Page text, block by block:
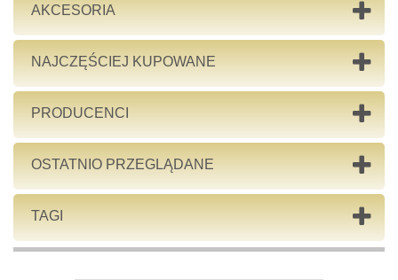
AKCESORIA
NAJCZĘŚCIEJ KUPOWANE
PRODUCENCI
OSTATNIO PRZEGLĄDANE
TAGI